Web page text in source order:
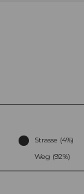
Strasse (4%)
Weg (92%)